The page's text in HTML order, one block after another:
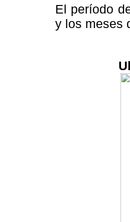
El período
y los meses